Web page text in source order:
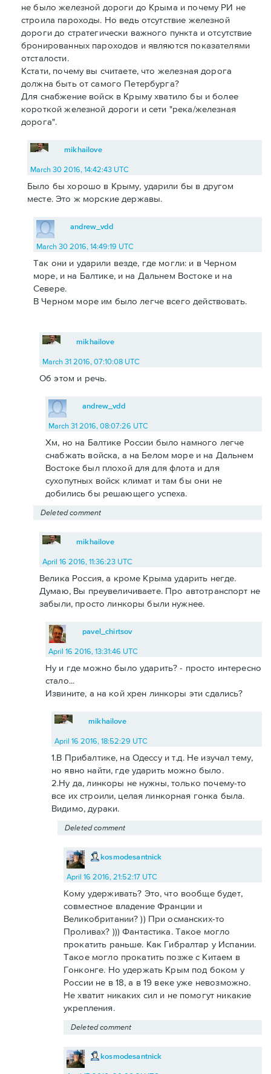
не было железной дороги до Крыма и почему РИ не
строила пароходы. Но ведь отсутствие железной
дороги до стратегически важного пункта и отсутствие
бронированных пароходов и являются показателями
отсталости.
Кстати, почему вы считаете, что железная дорога
должна быть от самого Петербурга?
Для снабжение войск в Крыму хватило бы и более
короткой железной дороги и сети "река/железная
дорога".
mikhailove
March 30 2016, 14:42:43 UTC
Было бы хорошо в Крыму, ударили бы в другом
месте. Это ж морские державы.
andrew_vdd
March 30 2016, 14:49:19 UTC
Так они и ударили везде, где могли: и в Черном
море, и на Балтике, и на Дальнем Востоке и на
Севере.
В Черном море им было легче всего действовать.
mikhailove
March 31 2016, 07:10:08 UTC
Об этом и речь.
andrew_vdd
March 31 2016, 08:07:26 UTC
Хм, но на Балтике России было намного легче
снабжать войска, а на Белом море и на Дальнем
Востоке был плохой для для флота и для
сухопутных войск климат и там бы они не
добились бы решающего успеха.
Deleted comment
mikhailove
April 16 2016, 11:36:23 UTC
Велика Россия, а кроме Крыма ударить негде.
Думаю, Вы преувеличиваете. Про автотранспорт не
забыли, просто линкоры были нужнее.
pavel_chirtsov
April 16 2016, 13:31:46 UTC
Ну и где можно было ударить? - просто интересно
стало...
Извините, а на кой хрен линкоры эти сдались?
mikhailove
April 16 2016, 18:52:29 UTC
1.В Прибалтике, на Одессу и т.д. Не изучал тему,
но явно найти, где ударить можно было.
2.Ну да, линкоры не нужны, только почему-то
все их строили, целая линкорная гонка была.
Видимо, дураки.
Deleted comment
kosmodesantnick
April 16 2016, 21:52:17 UTC
Кому удерживать? Это, что вообще будет,
совместное владение Франции и
Великобритании? )) При османских-то
Проливах? ))) Фантастика. Такое могло
прокатить раньше. Как Гибралтар у Испании.
Такое могло прокатить позже с Китаем в
Гонконге. Но удержать Крым под боком у
России не в 18, а в 19 веке уже невозможно.
Не хватит никаких сил и не помогут никакие
укрепления.
Deleted comment
kosmodesantnick